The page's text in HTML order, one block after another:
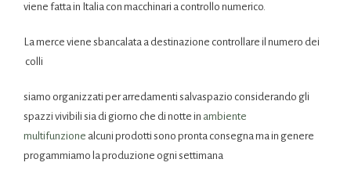
viene fatta in Italia con macchinari a controllo numerico.
La merce viene sbancalata a destinazione controllare il numero dei
colli
siamo organizzati per arredamenti salvaspazio considerando gli
spazzi vivibili sia di giorno che di notte in ambiente
multifunzione alcuni prodotti sono pronta consegna ma in genere
progammiamo la produzione ogni settimana